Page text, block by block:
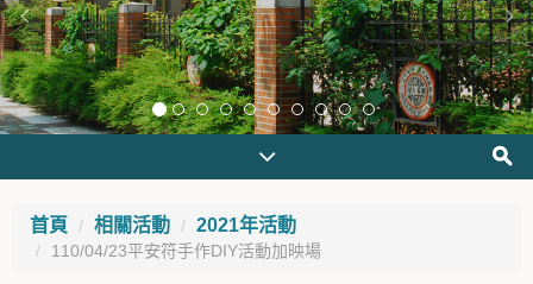
首頁 相關活動 2021年活動
110/04/23平安符手作DIY活動加映場